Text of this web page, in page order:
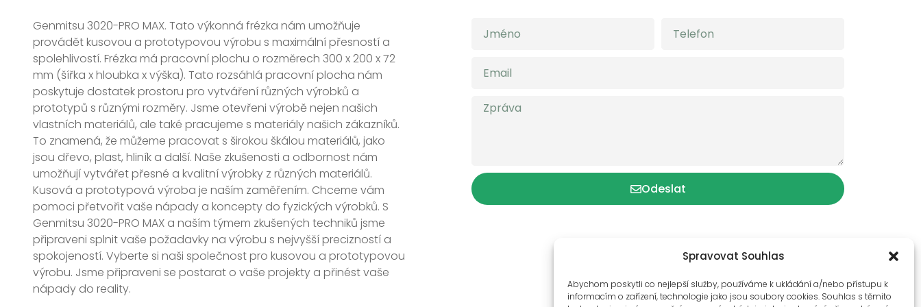
Spravovat Souhlas
Abychom poskytli co nejlepší služby, používáme k ukládání a/nebo přístupu k
informacím o zařízení, technologie jako jsou soubory cookies. Souhlas s těmito
Genmitsu 3020-PRO MAX. Tato výkonná frézka nám umožňuje
provádět kusovou a prototypovou výrobu s maximální přesností a
spolehlivostí. Frézka má pracovní plochu o rozměrech 300 x 200 x 72
mm (šířka x hloubka x výška). Tato rozsáhlá pracovní plocha nám
poskytuje dostatek prostoru pro vytváření různých výrobků a
prototypů s různými rozměry. Jsme otevřeni výrobě nejen našich
vlastních materiálů, ale také pracujeme s materiály našich zákazníků.
To znamená, že můžeme pracovat s širokou škálou materiálů, jako
jsou dřevo, plast, hliník a další. Naše zkušenosti a odbornost nám
umožňují vytvářet přesné a kvalitní výrobky z různých materiálů.
Kusová a prototypová výroba je naším zaměřením. Chceme vám
pomoci přetvořit vaše nápady a koncepty do fyzických výrobků. S
Genmitsu 3020-PRO MAX a naším týmem zkušených techniků jsme
připraveni splnit vaše požadavky na výrobu s nejvyšší precizností a
spokojeností. Vyberte si naši společnost pro kusovou a prototypovou
výrobu. Jsme připraveni se postarat o vaše projekty a přinést vaše
nápady do reality.
Odeslat